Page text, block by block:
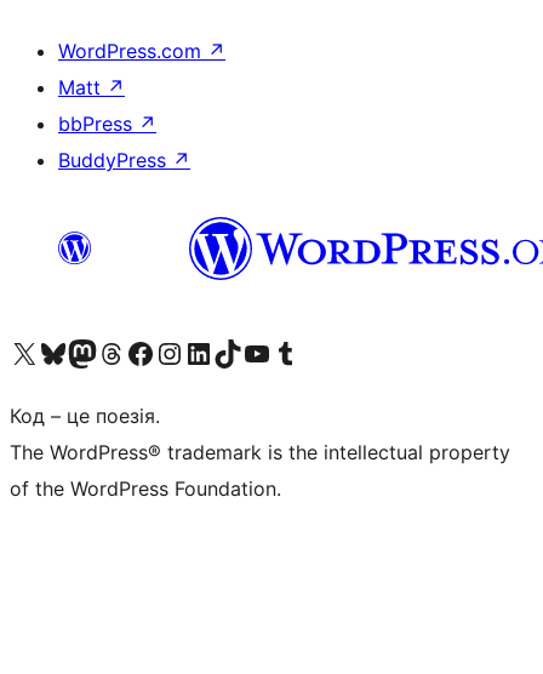
WordPress.com ↗
Matt ↗
bbPress ↗
BuddyPress ↗
Visit our X (formerly Twitter) account
Visit our Bluesky account
Завітайте до нашої стрічки в Mastodon
Visit our Threads account
Завітайте на нашу сторінку в Facebook
Visit our Instagram account
Visit our LinkedIn account
Visit our TikTok account
Visit our YouTube channel
Visit our Tumblr account
Код – це поезія.
The WordPress® trademark is the intellectual property
of the WordPress Foundation.